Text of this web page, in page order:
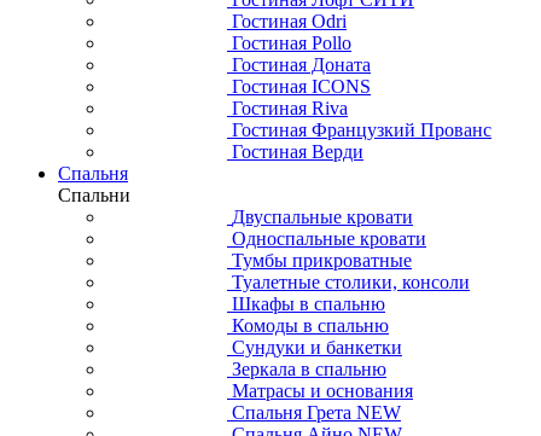
Гостиная Odri
Гостиная Pollo
Гостиная Доната
Гостиная ICONS
Гостиная Riva
Гостиная Французкий Прованс
Гостиная Верди
Спальня
Спальни
Двуспальные кровати
Односпальные кровати
Тумбы прикроватные
Туалетные столики, консоли
Шкафы в спальню
Комоды в спальню
Сундуки и банкетки
Зеркала в спальню
Матрасы и основания
Спальня Грета NEW